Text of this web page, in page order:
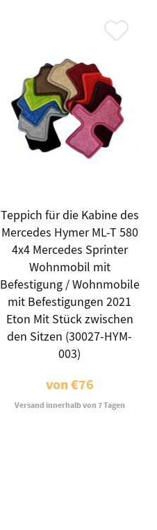
Teppich für die Kabine des
Mercedes Hymer ML-T 580
4x4 Mercedes Sprinter
Wohnmobil mit
Befestigung / Wohnmobile
mit Befestigungen 2021
Eton Mit Stück zwischen
den Sitzen (30027-HYM-
003)
von€76
Versand innerhalb von 7 Tagen